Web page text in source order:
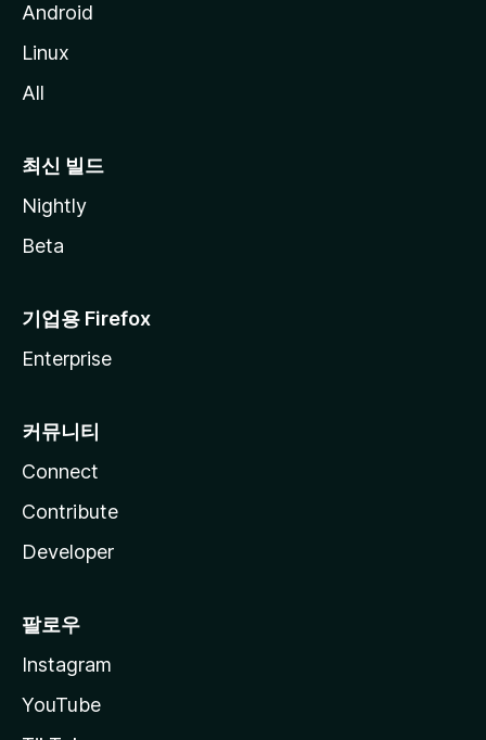
Android
Linux
All
최신 빌드
Nightly
Beta
기업용 Firefox
Enterprise
커뮤니티
Connect
Contribute
Developer
팔로우
Instagram
YouTube